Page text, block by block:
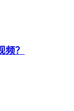
？